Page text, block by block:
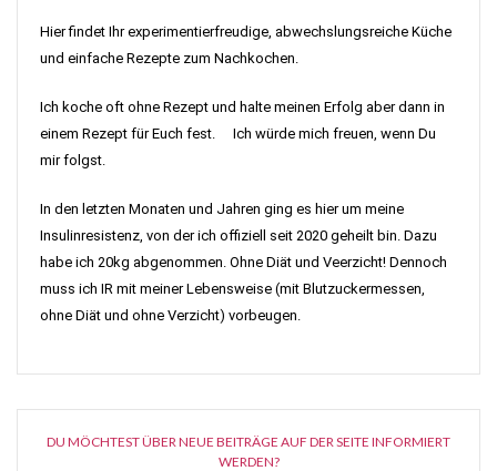
Hier findet Ihr experimentierfreudige, abwechslungsreiche Küche
und einfache Rezepte zum Nachkochen.
Ich koche oft ohne Rezept und halte meinen Erfolg aber dann in
einem Rezept für Euch fest. Ich würde mich freuen, wenn Du
mir folgst.
In den letzten Monaten und Jahren ging es hier um meine
Insulinresistenz, von der ich offiziell seit 2020 geheilt bin. Dazu
habe ich 20kg abgenommen. Ohne Diät und Veerzicht! Dennoch
muss ich IR mit meiner Lebensweise (mit Blutzuckermessen,
ohne Diät und ohne Verzicht) vorbeugen.
DU MÖCHTEST ÜBER NEUE BEITRÄGE AUF DER SEITE INFORMIERT
WERDEN?